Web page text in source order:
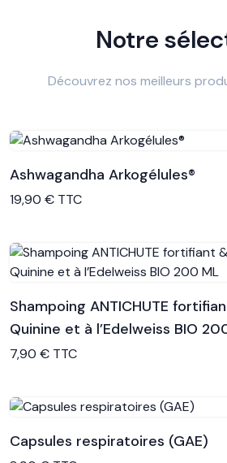
Notre
Découvrez nos meilleurs
Voir le produit
Ashwagandha Arkogélules®
19,90 € TTC
Voir le produit
Shampoing ANTICHUTE
Quinine et à l’Edelweiss BIO
7,90 € TTC
Capsules respiratoires (GAE)